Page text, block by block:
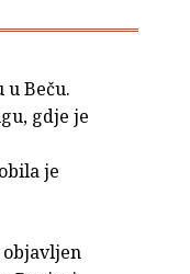
u Beču.
gdje je
je
objavljen